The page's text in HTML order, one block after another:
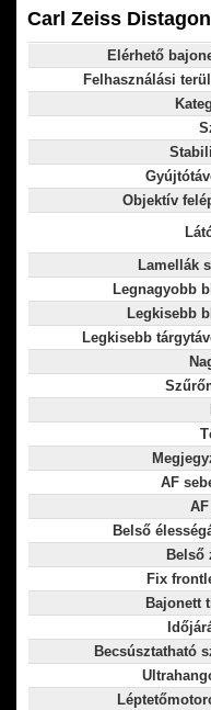
Carl Zeiss
Elérhető
Felhasználási
Objektív
Lamellák
Legnagyobb
Legkisebb
Legkisebb
AF
Belső
Belső
Fix
Bajonett
Becsúsztatható